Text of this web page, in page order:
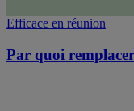
Efficace en réunion
Par quoi